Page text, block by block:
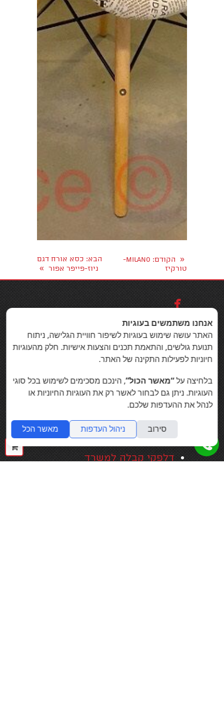
« הקודם
: MILANO-
טורקיז
הבא: כסא אורח דגם
ניוז-פייפר אפור »

המוצרים שלנו
ריהוט משרדי
כסאות משרדיים
שולחנות משרד
תכנון ועיצוב משרד
שולחנות עמידה מתכווננים
חשמליים
דלפקי קבלה למשרד
אנחנו משתמשים בעוגיות
האתר עושה שימוש בעוגיות לשיפור חוויית הגלישה, ניתוח
תנועת גולשים, והתאמת תכנים והצעות אישיות. חלק מהעוגיות
חיוניות לפעילות התקינה של האתר.
בלחיצה על“מאשר הכול”, הינכם מסכימים לשימוש בכל סוגי
העוגיות. ניתן גם לבחור לאשר רק את העוגיות החיוניות או
לנהל את ההעדפות שלכם.
סירוב ניהול העדפות מאשר הכל